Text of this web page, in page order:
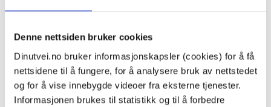
Denne nettsiden bruker cookies
Dinutvei.no bruker informasjonskapsler (cookies) for å få
nettsidene til å fungere, for å analysere bruk av nettstedet
og for å vise innebygde videoer fra eksterne tjenester.
Informasjonen brukes til statistikk og til å forbedre
Vi vil svare så snart vi kan og innen 7 virkedager. Det
kan ta litt lengre tid i ferier.